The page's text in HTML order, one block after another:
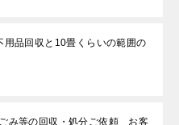
用品回収と10畳くらいの範囲の
み等の回収・処分ご依頼 お客